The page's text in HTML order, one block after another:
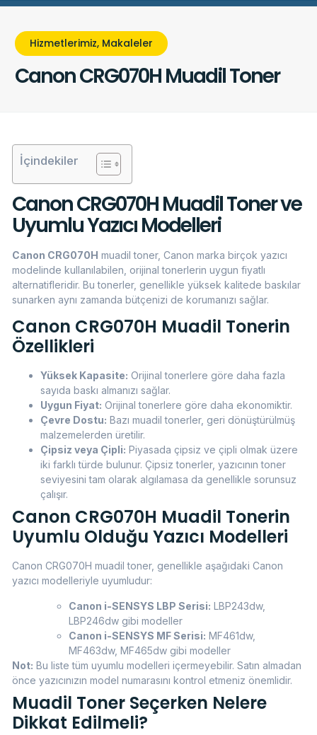
Hizmetlerimiz, Makaleler
Canon CRG070H Muadil Toner
İçindekiler
Canon CRG070H Muadil Toner ve
Uyumlu Yazıcı Modelleri
Canon CRG070H muadil toner, Canon marka birçok yazıcı
modelinde kullanılabilen, orijinal tonerlerin uygun fiyatlı
alternatifleridir. Bu tonerler, genellikle yüksek kalitede baskılar
sunarken aynı zamanda bütçenizi de korumanızı sağlar.
Canon CRG070H Muadil Tonerin
Özellikleri
Yüksek Kapasite: Orijinal tonerlere göre daha fazla
sayıda baskı almanızı sağlar.
Uygun Fiyat: Orijinal tonerlere göre daha ekonomiktir.
Çevre Dostu: Bazı muadil tonerler, geri dönüştürülmüş
malzemelerden üretilir.
Çipsiz veya Çipli: Piyasada çipsiz ve çipli olmak üzere
iki farklı türde bulunur. Çipsiz tonerler, yazıcının toner
seviyesini tam olarak algılamasa da genellikle sorunsuz
çalışır.
Canon CRG070H Muadil Tonerin
Uyumlu Olduğu Yazıcı Modelleri
Canon CRG070H muadil toner, genellikle aşağıdaki Canon
yazıcı modelleriyle uyumludur:
Canon i-SENSYS LBP Serisi: LBP243dw,
LBP246dw gibi modeller
Canon i-SENSYS MF Serisi: MF461dw,
MF463dw, MF465dw gibi modeller
Not: Bu liste tüm uyumlu modelleri içermeyebilir. Satın almadan
önce yazıcınızın model numarasını kontrol etmeniz önemlidir.
Muadil Toner Seçerken Nelere
Dikkat Edilmeli?